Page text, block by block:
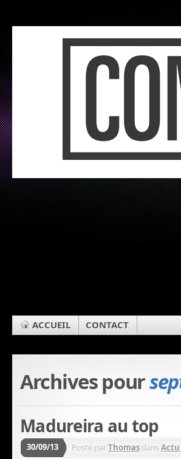
ACCUEIL CONTACT
Archives pour
Madureira au top
30/09/13 Posté parThomas dansActu